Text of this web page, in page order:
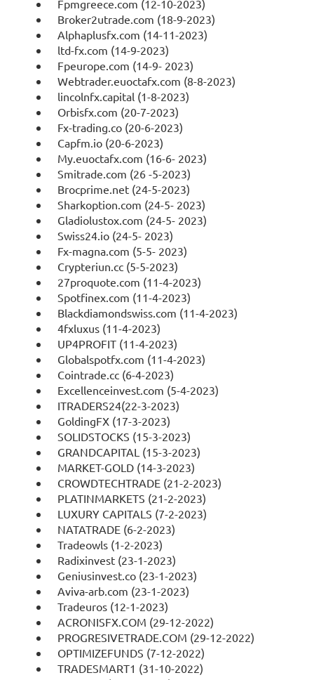
Fpmgreece.com (12-10-2023)
Broker2utrade.com (18-9-2023)
Alphaplusfx.com (14-11-2023)
ltd-fx.com (14-9-2023)
Fpeurope.com (14-9- 2023)
Webtrader.euoctafx.com (8-8-2023)
lincolnfx.capital (1-8-2023)
Orbisfx.com (20-7-2023)
Fx-trading.co (20-6-2023)
Capfm.io (20-6-2023)
My.euoctafx.com (16-6- 2023)
Smitrade.com (26 -5-2023)
Brocprime.net (24-5-2023)
Sharkoption.com (24-5- 2023)
Gladiolustox.com (24-5- 2023)
Swiss24.io (24-5- 2023)
Fx-magna.com (5-5- 2023)
Crypteriun.cc (5-5-2023)
27proquote.com (11-4-2023)
Spotfinex.com (11-4-2023)
Blackdiamondswiss.com (11-4-2023)
4fxluxus (11-4-2023)
UP4PROFIT (11-4-2023)
Globalspotfx.com (11-4-2023)
Cointrade.cc (6-4-2023)
Excellenceinvest.com (5-4-2023)
ITRADERS24(22-3-2023)
GoldingFX (17-3-2023)
SOLIDSTOCKS (15-3-2023)
GRANDCAPITAL (15-3-2023)
MARKET-GOLD (14-3-2023)
CROWDTECHTRADE (21-2-2023)
PLATINMARKETS (21-2-2023)
LUXURY CAPITALS (7-2-2023)
NATATRADE (6-2-2023)
Tradeowls (1-2-2023)
Radixinvest (23-1-2023)
Geniusinvest.co (23-1-2023)
Aviva-arb.com (23-1-2023)
Tradeuros (12-1-2023)
ACRONISFX.COM (29-12-2022)
PROGRESIVETRADE.COM (29-12-2022)
OPTIMIZEFUNDS (7-12-2022)
TRADESMART1 (31-10-2022)